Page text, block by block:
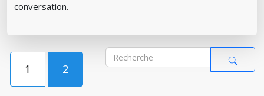
conversation.
1 2